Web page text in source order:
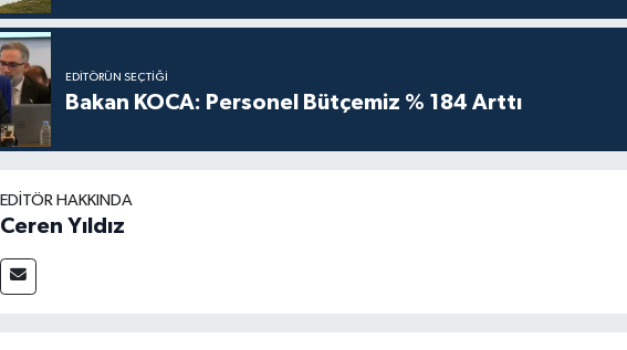
EDITÖRÜN SEÇTIĞI
Bakan KOCA: Personel Bütçemiz % 184 Arttı
EDITÖR HAKKINDA
Ceren Yıldız